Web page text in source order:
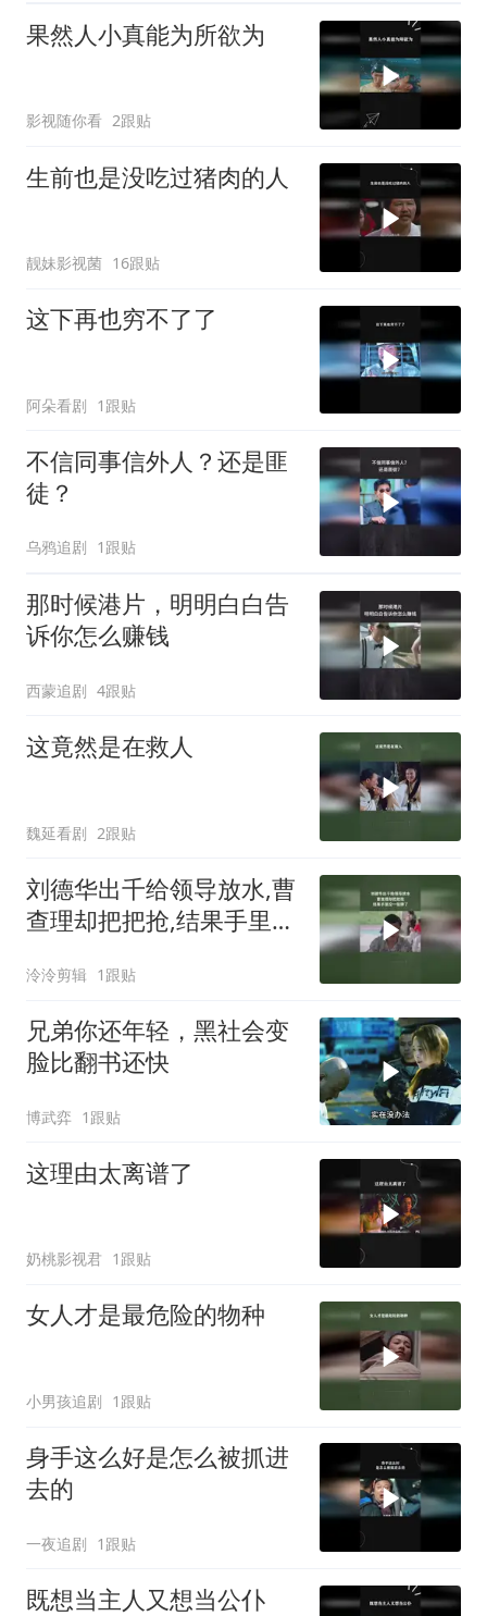
果然人小真能为所欲为
影视随你看 2跟贴
生前也是没吃过猪肉的人
靓妹影视菌 16跟贴
这下再也穷不了了
阿朵看剧 1跟贴
不信同事信外人？还是匪
徒？
乌鸦追剧 1跟贴
那时候港片，明明白白告
诉你怎么赚钱
西蒙追剧 4跟贴
这竟然是在救人
魏延看剧 2跟贴
刘德华出千给领导放水,曹
查理却把把抢,结果手里没
泠泠剪辑 1跟贴
兄弟你还年轻，黑社会变
脸比翻书还快
博武弈 1跟贴
这理由太离谱了
奶桃影视君 1跟贴
女人才是最危险的物种
小男孩追剧 1跟贴
身手这么好是怎么被抓进
去的
一夜追剧 1跟贴
既想当主人又想当公仆